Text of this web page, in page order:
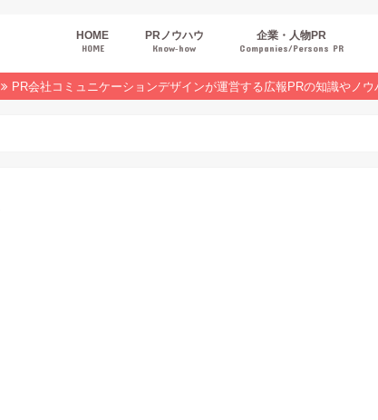
HOME
HOME
PRノウハウ
Know‐how
広報スキルUP
商品・サービスPR
デジタルPR
PRトレンド
イベントPR
業界コラム
オンラインセミナーレポート
企業・人物PR
Companies/Persons PR
PR会社コミュニケーションデザインが運営する広報PRの知識やノ